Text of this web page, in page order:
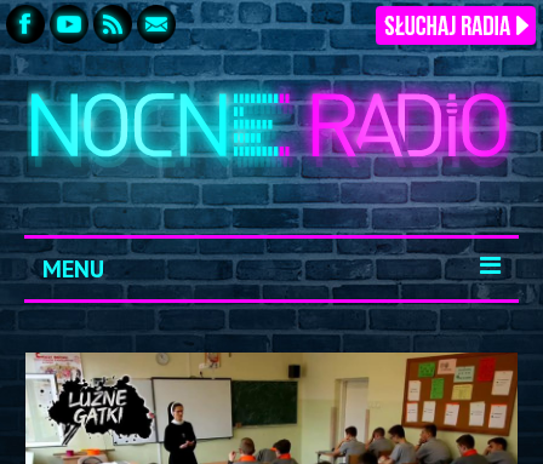
MENU
START
ARCHIWUM
KONTAKT